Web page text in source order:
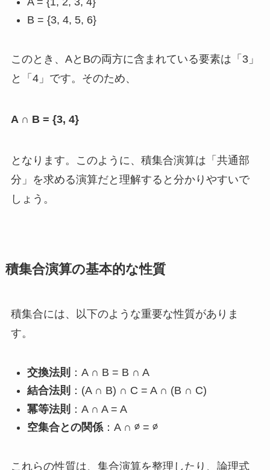
B = {3, 4, 5, 6}
このとき、AとBの両方に含まれている要素は「3」
と「4」です。そのため、
A ∩ B = {3, 4}
となります。このように、積集合演算は「共通部
分」を求める演算だと理解すると分かりやすいで
しょう。
積集合演算の基本的な性質
積集合には、以下のような重要な性質がありま
す。
交換法則 ：A ∩ B = B ∩ A
結合法則 ：(A ∩ B) ∩ C = A ∩ (B ∩ C)
冪等法則 ：A ∩ A = A
空集合との関係：A ∩ ∅ = ∅
これらの性質は、集合演算を整理したり、論理式